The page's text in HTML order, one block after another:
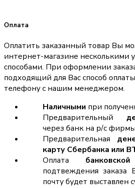
Оплата
Оплатить заказанный товар Вы
интернет-магазине несколькими
способами. При оформлении
подходящий для Вас способ
телефону с нашим менеджером.
Наличными при
Предварительный
через банк на р/с фирмы
Предварительная
карту Сбербанка или
Оплата
подтвеждения заказа
почту будет выставлен